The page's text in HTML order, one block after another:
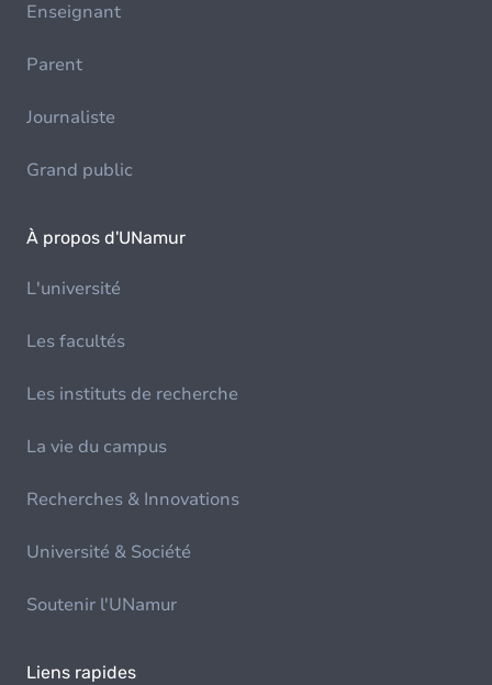
Enseignant
Parent
Journaliste
Grand public
À propos d'UNamur
L'université
Les facultés
Les instituts de recherche
La vie du campus
Recherches & Innovations
Université & Société
Soutenir l'UNamur
Liens rapides